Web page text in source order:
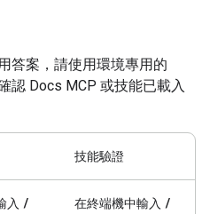
答案，請使用環境專用的
認 Docs MCP 或技能已載入
技能驗證
入 /
在終端機中輸入 /